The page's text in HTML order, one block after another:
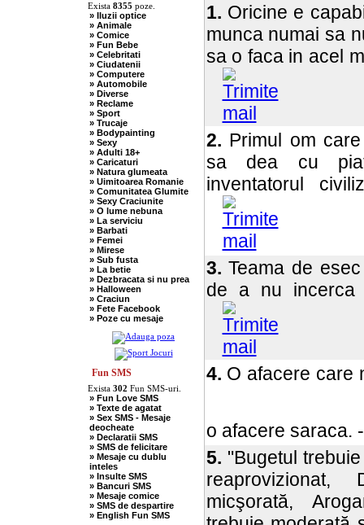
» Copii
» Craciun
» Cugetari
» Culmi
» Deocheate
» Diverse
» Doctori
» Elevi-Studenti
» Englezi
» Evrei
» Francezi
» Ingineri
» Ion si Maria
» Istorice
» Misogine
» Moldoveni
» Mosnegi
» Nebuni
» Negri
» Olteni
» Pescari
» Perle
» Politice
» Politisti
» Popi
» Radio Erevan
» Religioase
» Romani
» Sadice
» Secretare
» Sefi
» Scotieni
» Seci
» Soacre
» Sport
» Soferi
» Tarani
» Tigani
» Umor Negru
» Vanatori
Exista 8355 poze.
» Iluzii optice
» Animale
» Comice
» Fun Bebe
» Celebritati
» Ciudatenii
» Computere
» Automobile
» Diverse
» Reclame
» Sport
» Trucaje
» Bodypainting
» Sexy
» Adulti 18+
» Caricaturi
» Natura glumeata
» Uimitoarea Romanie
» Comunitatea Glumite
» Sexy Craciunite
» O lume nebuna
» La serviciu
» Barbati
» Femei
» Mirese
» Sub fusta
» La betie
» Dezbracata si nu prea
» Halloween
» Craciun
» Fete Facebook
» Poze cu mesaje
Fun SMS
Exista 302 Fun SMS-uri.
» Fun Love SMS
» Texte de agatat
» Sex SMS - Mesaje
deocheate
» Declaratii SMS
» SMS de felicitare
» Mesaje cu dublu
inteles
» Insulte SMS
» Bancuri SMS
» Mesaje comice
» SMS de despartire
» English Fun SMS
1. Oricine e
munca numai sa
sa o faca in acel
2. Primul om
sa dea cu
inventatorul
3. Teama de
de a nu
4. O afacere care
o afacere saraca.
5. "Bugetul
reaprovizionat,
micşorată,